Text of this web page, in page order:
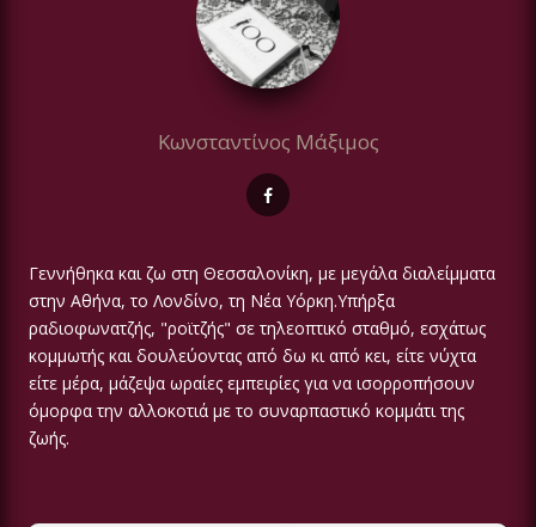
Κωνσταντίνος Μάξιμος
Γεννήθηκα και ζω στη Θεσσαλονίκη, με μεγάλα διαλείμματα
στην Αθήνα, το Λονδίνο, τη Νέα Υόρκη.Υπήρξα
ραδιοφωνατζής, "ροϊτζής" σε τηλεοπτικό σταθμό, εσχάτως
κομμωτής και δουλεύοντας από δω κι από κει, είτε νύχτα
είτε μέρα, μάζεψα ωραίες εμπειρίες για να ισορροπήσουν
όμορφα την αλλοκοτιά με το συναρπαστικό κομμάτι της
ζωής.